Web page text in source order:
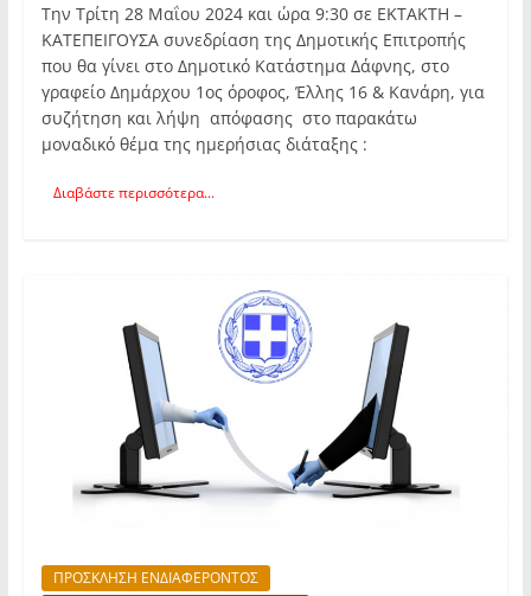
Την Τρίτη 28 Μαΐου 2024 και ώρα 9:30 σε ΕΚΤΑΚΤΗ –
ΚΑΤΕΠΕΙΓΟΥΣΑ συνεδρίαση της Δημοτικής Επιτροπής
που θα γίνει στο Δημοτικό Κατάστημα Δάφνης, στο
γραφείο Δημάρχου 1ος όροφος, Έλλης 16 & Κανάρη, για
συζήτηση και λήψη απόφασης στο παρακάτω
μοναδικό θέμα της ημερήσιας διάταξης :
Διαβάστε περισσότερα...
ΠΡΟΣΚΛΗΣΗ ΕΝΔΙΑΦΕΡΟΝΤΟΣ